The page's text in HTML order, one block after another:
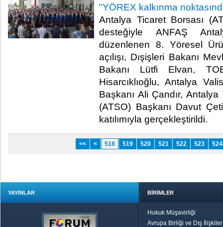
"YÖREX kalkınma
Antalya Ticaret Borsası
desteğiyle ANFAŞ
düzenlenen 8. Yöresel
açılışı, Dışişleri Bakanı
Bakanı Lütfi Elvan,
Hisarcıklıoğlu, Antalya
Başkanı Ali Çandır,
(ATSO) Başkanı Davut
katılımıyla gerçekleştirildi.​
<< < 518 519 520 521 522 523 524
YAYINLAR BİRİMLER
Hukuk Müşavirliği
Avrupa Birliği ve Dış